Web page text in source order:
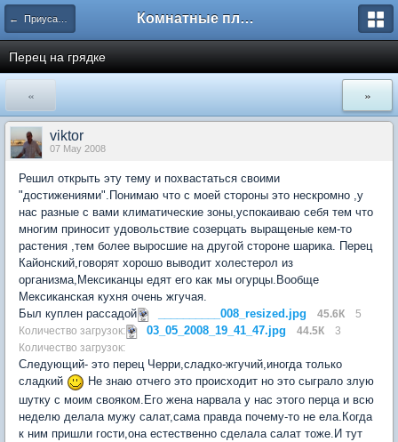
← Приусадебный сад Комнатные плодовые экзоты
Перец на грядке
« »
viktor
07 May 2008
Решил открыть эту тему и похвастаться своими
"достижениями".Понимаю что с моей стороны это нескромно ,у
нас разные с вами климатические зоны,успокаиваю себя тем что
многим приносит удовольствие созерцать выращеные кем-то
растения ,тем более выросшие на другой стороне шарика. Перец
Кайонский,говорят хорошо выводит холестерол из
организма,Мексиканцы едят его как мы огурцы.Вообще
Мексиканская кухня очень жгучая.
Был куплен рассадой
__________008_resized.jpg 45.6К
5
Количество загрузок:
03_05_2008_19_41_47.jpg 44.5К
3
Количество загрузок:
Следующий- это перец Черри,сладко-жгучий,иногда только
сладкий
Не знаю отчего это происходит но это сыграло злую
шутку с моим свояком.Его жена нарвала у нас этого перца и всю
неделю делала мужу салат,сама правда почему-то не ела.Когда
к ним пришли гости,она естественно сделала салат тоже.И тут